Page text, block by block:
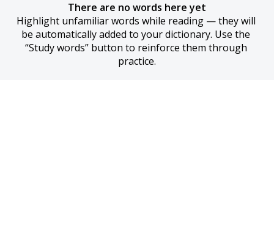
There are no words here yet
Highlight unfamiliar words while reading — they will
be automatically added to your dictionary. Use the
“Study words” button to reinforce them through
practice.